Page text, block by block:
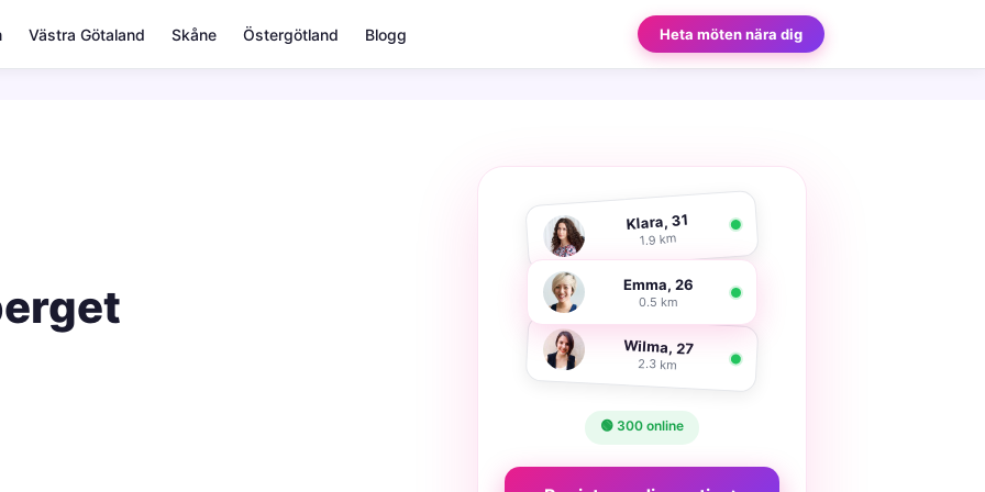
Västra Götaland Skåne Östergötland Blogg Heta möten nära dig
Klara, 31
1.9 km
Emma, 26
0.5 km
Wilma, 27
2.3 km
🟢 300 online